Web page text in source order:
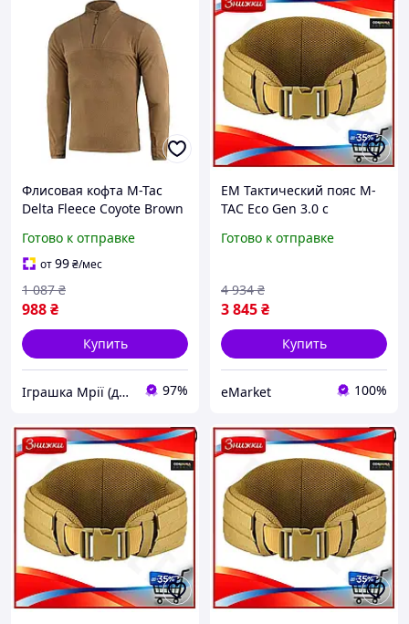
Флисовая кофта M-Tac
Delta Fleece Coyote Brown
большой палец 2XL 7000-
TD
Готово к отправке
от99₴/мес
988₴
1 087 ₴
Купить
Іграшка Мрії (дитячі, авто, туризм) 97%
EM Тактический пояс M-
TAC Eco Gen 3.0 с
баллистическую защиту
разгрузочн MAR_K
Готово к отправке
3 845₴
4 934 ₴
Купить
eMarket 100%